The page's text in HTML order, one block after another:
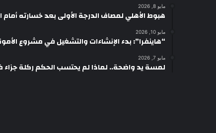
مايو 8, 2026
هبوط الأهلي لمصاف الدرجة الأولى بعد خسارته أمام
مايو 10, 2026
“هاينفرا”: بدء الإنشاءات والتشغيل في مشروع الأمونيا
مايو 7, 2026
لمسة يد واضحة.. لماذا لم يحتسب الحكم ركلة جزاء